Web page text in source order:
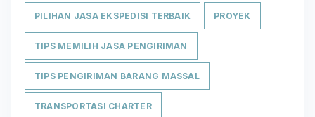
PILIHAN JASA EKSPEDISI TERBAIK PROYEK
TIPS MEMILIH JASA PENGIRIMAN
TIPS PENGIRIMAN BARANG MASSAL
TRANSPORTASI CHARTER